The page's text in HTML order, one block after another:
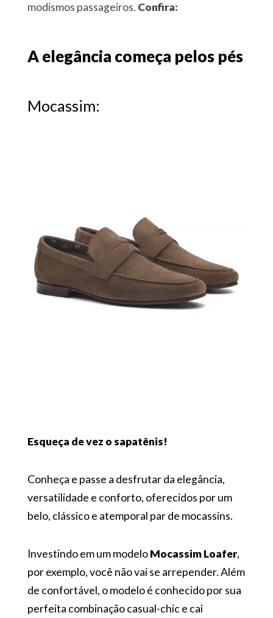
modismos passageiros. Confira:
A elegância começa pelos pés
Mocassim:
Esqueça de vez o sapatênis!
Conheça e passe a desfrutar da elegância,
versatilidade e conforto, oferecidos por um
belo, clássico e atemporal par de mocassins.
Investindo em um modeloMocassim Loafer,
por exemplo, você não vai se arrepender. Além
de confortável, o modelo é conhecido por sua
perfeita combinação casual-chic e cai